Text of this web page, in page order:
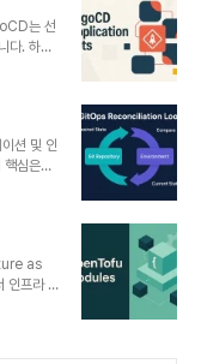
스 애플
차트 배포
배포, 스
방식으
는 선
다. 하지
비효
입니
생성 전
정의
, 여러
션 및 인
핵심은
제 상
을 때 이
as
프라 구
구성